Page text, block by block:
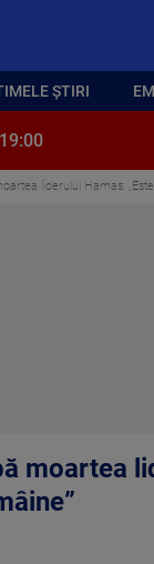
ȘTIRI
liderului Hamas:
moartea